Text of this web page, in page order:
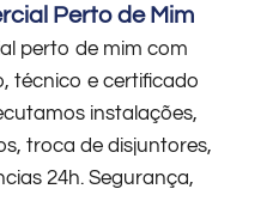
Perto de Mim
perto de mim com
técnico e certificado
instalações,
troca de disjuntores,
24h. Segurança,